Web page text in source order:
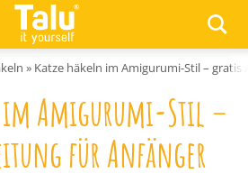
» Katze häkeln im Amigurumi-Stil –
im Amigurumi-Stil –
für Anfänger